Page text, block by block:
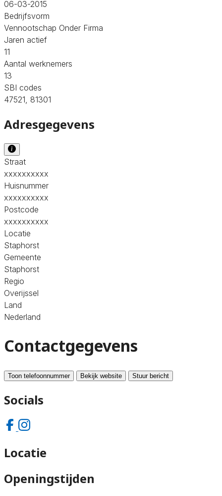
06-03-2015
Bedrijfsvorm
Vennootschap Onder Firma
Jaren actief
11
Aantal werknemers
13
SBI codes
47521, 81301
Adresgegevens
Straat
xxxxxxxxxx
Huisnummer
xxxxxxxxxx
Postcode
xxxxxxxxxx
Locatie
Staphorst
Gemeente
Staphorst
Regio
Overijssel
Land
Nederland
Contactgegevens
Toon telefoonnummer Bekijk website Stuur bericht
Socials
Locatie
Openingstijden